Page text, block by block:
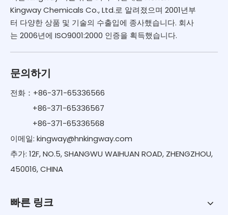
Kingway Chemicals Co., Ltd.로 알려졌으며 2001년부
터 다양한 상품 및 기술의 수출입에 종사했습니다. 회사
는 2006년에 ISO9001:2000 인증을 획득했습니다.
문의하기
전화：+86-371-65336566
+86-371-65336567
+86-371-65336568
이메일: kingway@hnkingway.com
추가: 12F, NO.5, SHANGWU WAIHUAN ROAD, ZHENGZHOU,
450016, CHINA
빠른 링크